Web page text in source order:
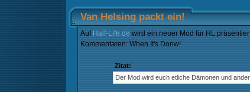
Van Helsing packt ein!
Auf Half-Life.de wird ein neuer Mod für HL
Kommentaren: When It's Donw!
Zitat:
Der Mod wird euch etliche Dämonen und